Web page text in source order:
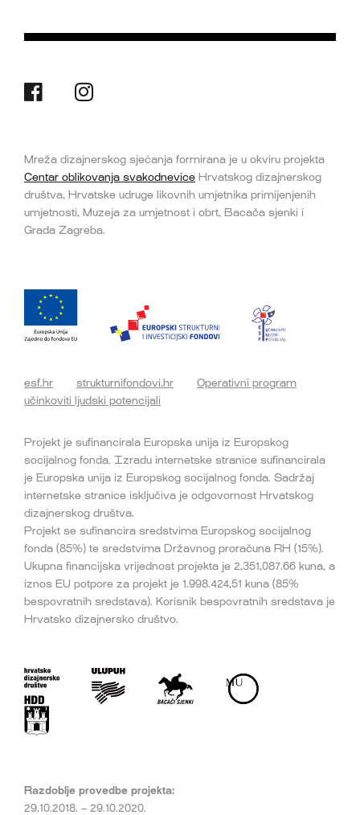
Mreža dizajnerskog sjećanja formirana je u okviru projekta
Centar oblikovanja svakodnevice Hrvatskog dizajnerskog
društva, Hrvatske udruge likovnih umjetnika primijenjenih
umjetnosti, Muzeja za umjetnost i obrt, Bacača sjenki i
Grada Zagreba.
esf.hr strukturnifondovi.hr
Operativni program
učinkoviti ljudski potencijali
Projekt je sufinancirala Europska unija iz Europskog
socijalnog fonda. Izradu internetske stranice sufinancirala
je Europska unija iz Europskog socijalnog fonda. Sadržaj
internetske stranice isključiva je odgovornost Hrvatskog
dizajnerskog društva.
Projekt se sufinancira sredstvima Europskog socijalnog
fonda (85%) te sredstvima Državnog proračuna RH (15%).
Ukupna financijska vrijednost projekta je 2,351,087.66 kuna, a
iznos EU potpore za projekt je 1.998.424,51 kuna (85%
bespovratnih sredstava). Korisnik bespovratnih sredstava je
Hrvatsko dizajnersko društvo.
Razdoblje provedbe projekta:
29.10.2018. – 29.10.2020.